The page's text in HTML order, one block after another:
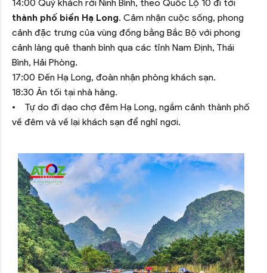
14:00 Quý khách rời Ninh Bình, theo Quốc Lộ 10 đi tới
thành phố biển Hạ Long. Cảm nhận cuộc sống, phong
cảnh đặc trưng của vùng đồng bằng Bắc Bộ với phong
cảnh làng quê thanh bình qua các tỉnh Nam Định, Thái
Bình, Hải Phòng.
17:00 Đến Hạ Long, đoàn nhận phòng khách sạn.
18:30 Ăn tối tại nhà hàng.
• Tự do đi dạo chợ đêm Hạ Long, ngắm cảnh thành phố
về đêm và về lại khách sạn để nghỉ ngơi.